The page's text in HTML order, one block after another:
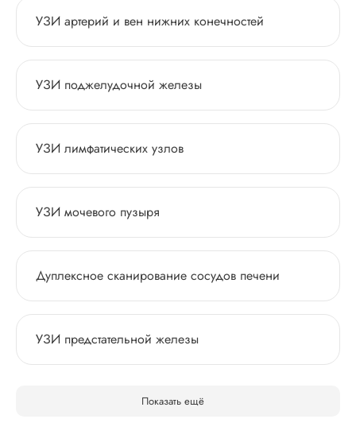
УЗИ артерий и вен нижних конечностей
УЗИ поджелудочной железы
УЗИ лимфатических узлов
УЗИ мочевого пузыря
Дуплексное сканирование сосудов печени
УЗИ предстательной железы
Показать ещё